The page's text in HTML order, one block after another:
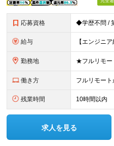
応募資格
給与
勤務地
働き方 フルリモート
残業時間 10時間以内
求人を見る